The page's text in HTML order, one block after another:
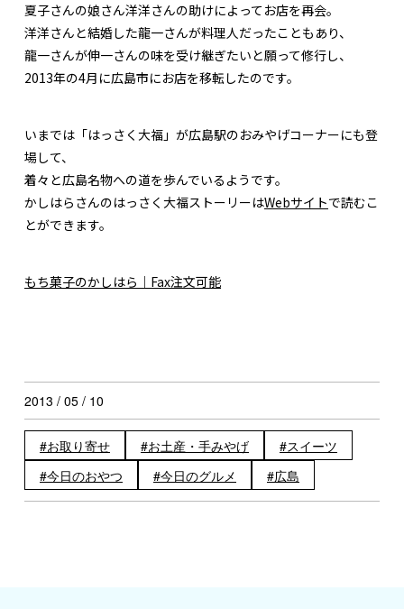
夏子さんの娘さん洋洋さんの助けによってお店を再会。
洋洋さんと結婚した龍一さんが料理人だったこともあり、
龍一さんが伸一さんの味を受け継ぎたいと願って修行し、
2013年の4月に広島市にお店を移転したのです。
いまでは「はっさく大福」が広島駅のおみやげコーナーにも登
場して、
着々と広島名物への道を歩んでいるようです。
かしはらさんのはっさく大福ストーリーはWebサイトで読むこ
とができます。
もち菓子のかしはら｜Fax注文可能
2013 / 05 / 10
お取り寄せ お土産・手みやげ
スイーツ
今日のおやつ
今日のグルメ 広島